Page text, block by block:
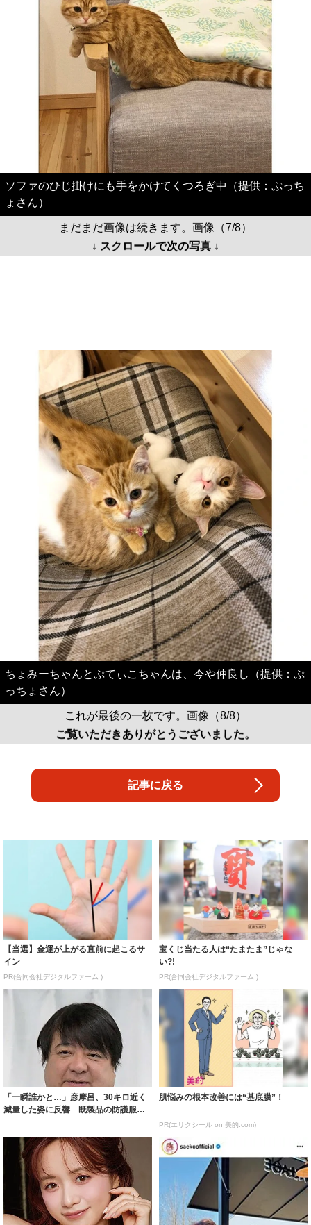
ソファのひじ掛けにも手をかけてくつろぎ中（提供：ぷっち
ょさん）
まだまだ画像は続きます。画像（7/8）
↓ スクロールで次の写真 ↓
ちょみーちゃんとぷてぃこちゃんは、今や仲良し（提供：ぷ
っちょさん）
これが最後の一枚です。画像（8/8）
ご覧いただきありがとうございました。
記事に戻る
【当選】金運が上がる直前に起こるサ
イン
PR(合同会社デジタルファーム )
宝くじ当たる人は“たまたま”じゃな
い?!
PR(合同会社デジタルファーム )
「一瞬誰かと…」彦摩呂、30キロ近く
減量した姿に反響 既製品の防護服が
肌悩みの根本改善には“基底膜”！
PR(エリクシール on 美的.com)